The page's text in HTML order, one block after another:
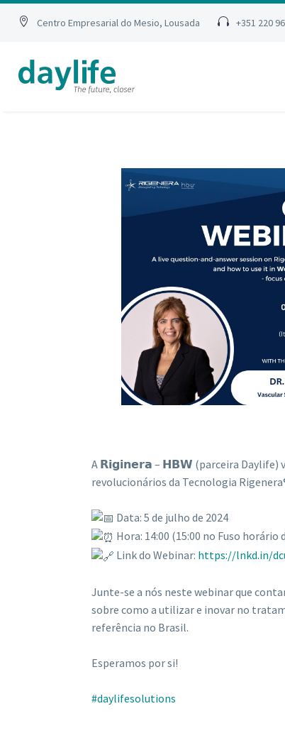
Centro Empresarial do Mesio, Lousada +351 220
A 𝗥𝗶𝗴𝗶𝗻𝗲𝗿𝗮 – 𝗛𝗕𝗪 (parceira Daylife)
revolucionários da Tecnologia
Data: 5 de julho de 2024
Hora: 14:00 (15:00 no Fuso horário
Link do Webinar: https://lnkd.in/
Junte-se a nós neste webinar que
sobre como a utilizar e inovar no
referência no Brasil.
Esperamos por si!
#daylifesolutions